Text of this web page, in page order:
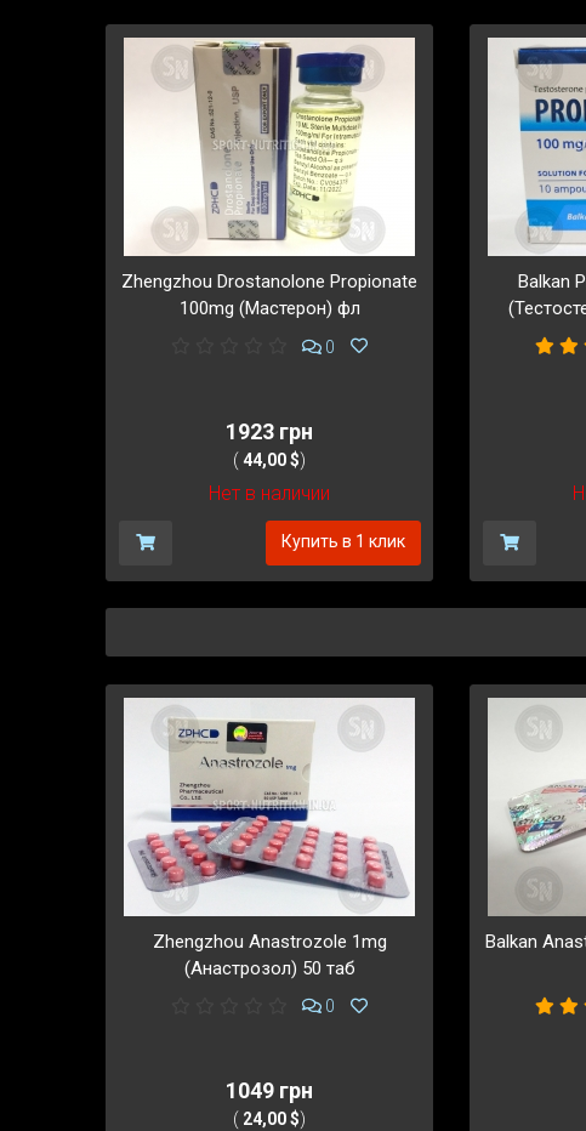
Zhengzhou Drostanolone Propionate
100mg (Мастерон) фл
0
1923 грн
( 44,00 $)
Нет в наличии
Купить в 1 клик
Balkan
Zhengzhou Anastrozole 1mg
(Анастрозол) 50 таб
0
1049 грн
( 24,00 $)
Balkan